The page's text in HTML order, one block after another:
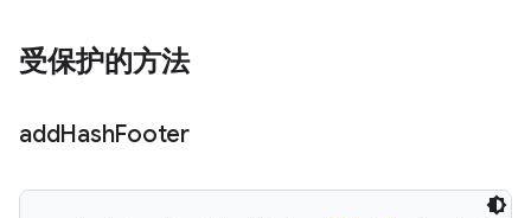
受保护的方法
addHashFooter